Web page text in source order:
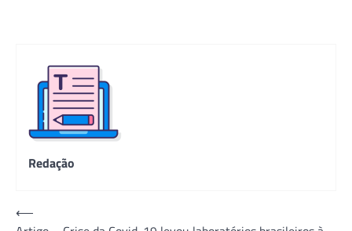
Redação
Navegação
⟵